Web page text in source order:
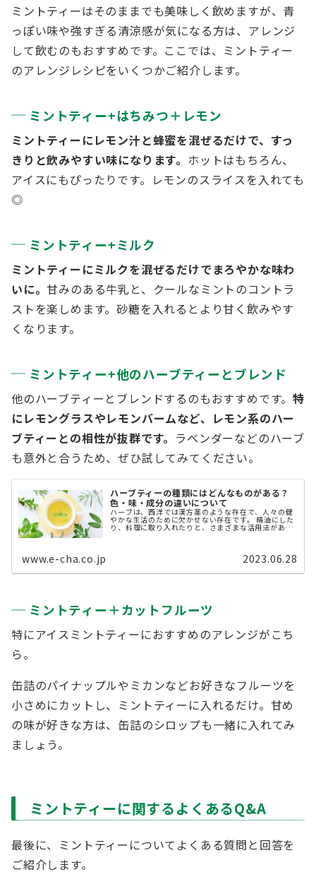
ミントティーはそのままでも美味しく飲めますが、青
っぽい味や強すぎる清涼感が気になる方は、アレンジ
して飲むのもおすすめです。ここでは、ミントティー
のアレンジレシピをいくつかご紹介します。
ミントティー+はちみつ＋レモン
ミントティーにレモン汁と蜂蜜を混ぜるだけで、すっ
きりと飲みやすい味になります。 ホットはもちろん、
アイスにもぴったりです。レモンのスライスを入れても
◎
ミントティー+ミルク
ミントティーにミルクを混ぜるだけでまろやかな味わ
いに。甘みのある牛乳と、クールなミントのコントラ
ストを楽しめます。砂糖を入れるとより甘く飲みやす
くなります。
ミントティー+他のハーブティーとブレンド
他のハーブティーとブレンドするのもおすすめです。特
にレモングラスやレモンバームなど、レモン系のハー
ブティーとの相性が抜群です。 ラベンダーなどのハーブ
も意外と合うため、ぜひ試してみてください。
ハーブティーの種類にはどんなものがある？
色・味・成分の違いについて
ハーブは、西洋では漢方薬のような存在で、人々の健
やかな生活のために欠かせない存在です。 精油にした
り、料理に取り入れたりと、さまざまな活用法があり
www.e-cha.co.jp 2023.06.28
ミントティー＋カットフルーツ
特にアイスミントティーにおすすめのアレンジがこち
ら。
缶詰のパイナップルやミカンなどお好きなフルーツを
小さめにカットし、ミントティーに入れるだけ。甘め
の味が好きな方は、缶詰のシロップも一緒に入れてみ
ましょう。
ミントティーに関するよくあるQ&A
最後に、ミントティーについてよくある質問と回答を
ご紹介します。